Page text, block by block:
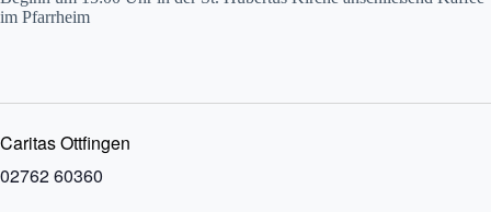
im Pfarrheim
Caritas Ottfingen
02762 60360